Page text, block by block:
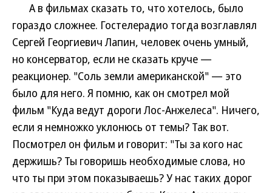
А в фильмах сказать то, что хотелось, было
гораздо сложнее. Гостелерадио тогда возглавлял
Сергей Георгиевич Лапин, человек очень умный,
но консерватор, если не сказать круче —
реакционер. "Соль земли американской" — это
было для него. Я помню, как он смотрел мой
фильм "Куда ведут дороги Лос-Анжелеса". Ничего,
если я немножко уклонюсь от темы? Так вот.
Посмотрел он фильм и говорит: "Ты за кого нас
держишь? Ты говоришь необходимые слова, но
что ты при этом показываешь? У нас таких дорог